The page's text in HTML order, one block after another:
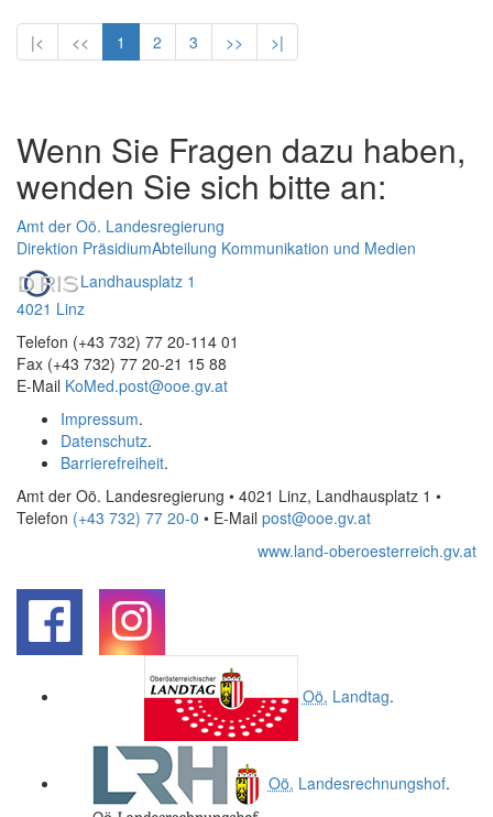
|< << 1 2 3 >> >|
Wenn Sie Fragen dazu haben,
wenden Sie sich bitte an:
Amt der Oö. Landesregierung
Direktion PräsidiumAbteilung Kommunikation und Medien
Landhausplatz 1
4021 Linz
Telefon (+43 732) 77 20-114 01
Fax (+43 732) 77 20-21 15 88
E-Mail KoMed.post@ooe.gv.at
Impressum.
Datenschutz.
Barrierefreiheit.
Amt der Oö. Landesregierung • 4021 Linz, Landhausplatz 1 •
Telefon (+43 732) 77 20-0 • E-Mail post@ooe.gv.at
www.land-oberoesterreich.gv.at
Oö. Landtag.
Oö. Landesrechnungshof.